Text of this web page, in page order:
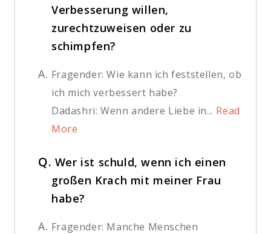
Verbesserung willen,
zurechtzuweisen oder zu
schimpfen?
A. Fragender: Wie kann ich feststellen, ob
ich mich verbessert habe?
Dadashri: Wenn andere Liebe in... Read
More
Q. Wer ist schuld, wenn ich einen
großen Krach mit meiner Frau
habe?
A. Fragender: Manche Menschen